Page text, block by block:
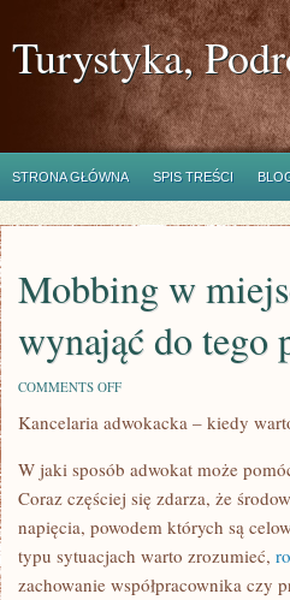
Turystyka,
STRONA GŁÓWNA SPIS TREŚCI
Mobbing w
wynająć do tego
COMMENTS OFFON
W
–
DLACZEGO
WARTO
WYNAJĄĆ
DO
TEGO
PRAWNIKA
Kancelaria adwokacka – kiedy
W jaki sposób adwokat może
Coraz częściej się zdarza, że
napięcia, powodem których są
typu sytuacjach warto zrozumieć,
zachowanie współpracownika czy